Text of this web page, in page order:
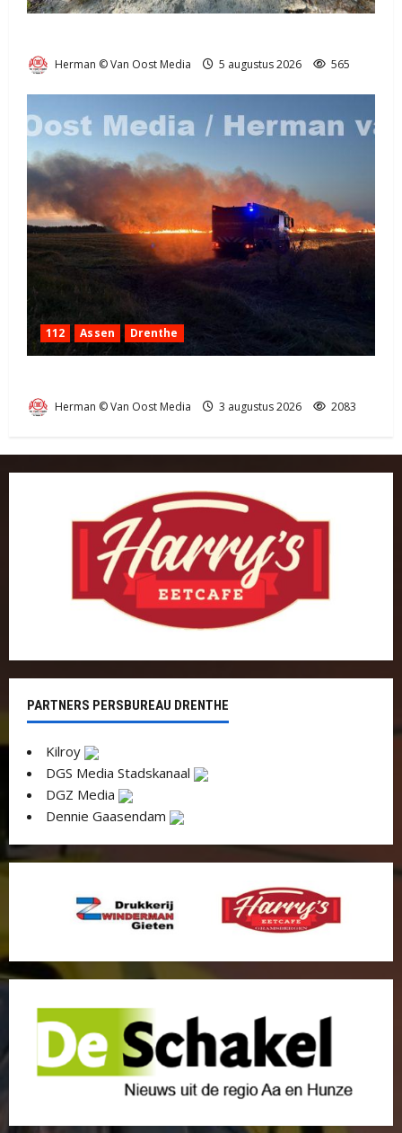
Herman © Van Oost Media 5 augustus 2026 565
112 Assen Drenthe
Herman © Van Oost Media 3 augustus 2026 2083
PARTNERS PERSBUREAU DRENTHE
Kilroy
DGS Media Stadskanaal
DGZ Media
Dennie Gaasendam